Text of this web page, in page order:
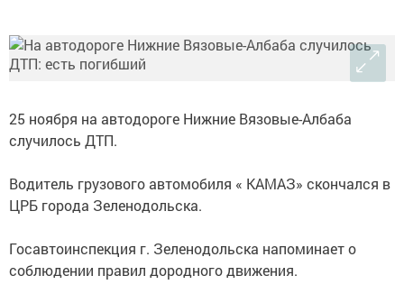
25 ноября на автодороге Нижние Вязовые-Албаба
случилось ДТП.
Водитель грузового автомобиля « КАМАЗ» скончался в
ЦРБ города Зеленодольска.
Госавтоинспекция г. Зеленодольска напоминает о
соблюдении правил дородного движения.